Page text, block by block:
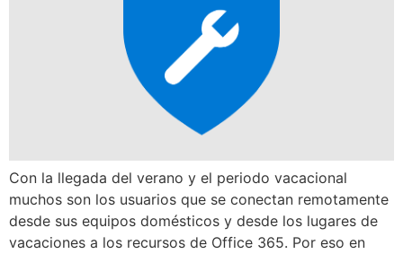
Con la llegada del verano y el periodo vacacional
muchos son los usuarios que se conectan remotamente
desde sus equipos domésticos y desde los lugares de
vacaciones a los recursos de Office 365. Por eso en